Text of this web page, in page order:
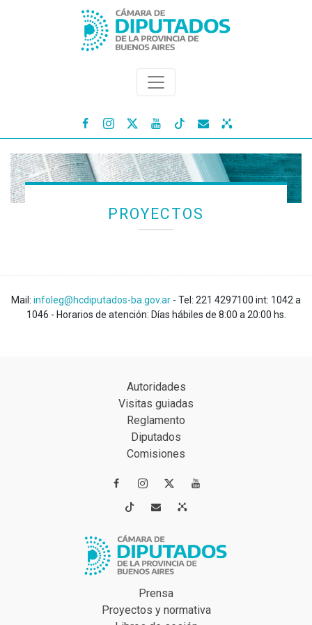
   
PROYECTOS
Mail: infoleg@hcdiputados-ba.gov.ar - Tel: 221 4297100 int: 1042 a
1046 - Horarios de atención: Días hábiles de 8:00 a 20:00 hs.
Autoridades
Visitas guiadas
Reglamento
Diputados
Comisiones
 
 
Prensa
Proyectos y normativa